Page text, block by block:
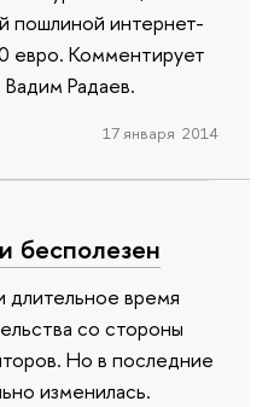
пошлиной интернет-
евро. Комментирует
Радаев.
17 января 2014
бесполезен
длительное время
со стороны
Но в последние
изменилась.